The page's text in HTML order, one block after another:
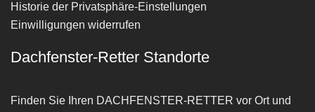
Historie der Privatsphäre-Einstellungen
Einwilligungen widerrufen
Dachfenster-Retter Standorte
Finden Sie Ihren DACHFENSTER-RETTER vor Ort und